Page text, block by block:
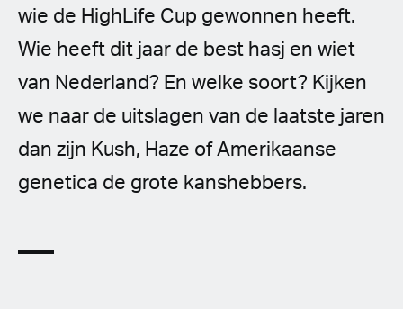
wie de HighLife Cup gewonnen heeft.
Wie heeft dit jaar de best hasj en wiet
van Nederland? En welke soort? Kijken
we naar de uitslagen van de laatste jaren
dan zijn Kush, Haze of Amerikaanse
genetica de grote kanshebbers.